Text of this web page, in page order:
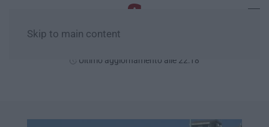
Skip to main content
Ultimo aggiornamento alle 22:18